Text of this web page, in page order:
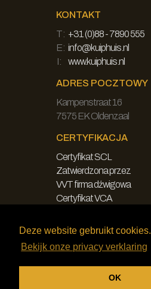
Deze website gebruikt cookies.
Bekijk onze privacy verklaring
OK
KONTAKT
T: +31 (0)88 - 7890 555
E: info@kuiphuis.nl
I:
www.kuiphuis.nl
ADRES POCZTOWY
Kampenstraat 16
7575 EK Oldenzaal
CERTYFIKACJA
Certyfikat SCL
Zatwierdzona przez
VVT firma dźwigowa
Certyfikat VCA
PRAWNA
Polityka prywatności